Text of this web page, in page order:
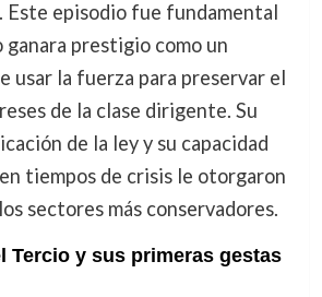
Este episodio fue fundamental
ganara prestigio como un
usar la fuerza para preservar el
de la clase dirigente. Su
de la ley y su capacidad
tiempos de crisis le otorgaron
sectores más conservadores.
Tercio y sus primeras gestas